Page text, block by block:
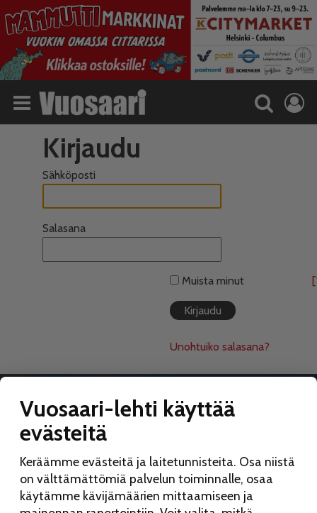
Kirjaudu
Sähköposti
Salasana
Muista minut
Unohtuiko salasana?
VUOSAARI-LEHTI
Toimitus:
Vuosaari-lehti
Merikorttikuja 6 E
Vuosaari-lehti käyttää
evästeitä
Keräämme evästeitä ja laitetunnisteita. Osa niistä
on välttämättömiä palvelun toiminnalle, osaa
käytämme kävijämäärien mittaamiseen ja